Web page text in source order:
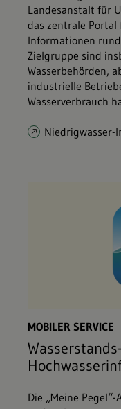
Landesanstalt für
das zentrale Portal
Informationen
Zielgruppe sind
Wasserbehörden,
industrielle
Wasserverbrauch
Niedrigwasser-
MOBILER SERVICE
Die „Meine